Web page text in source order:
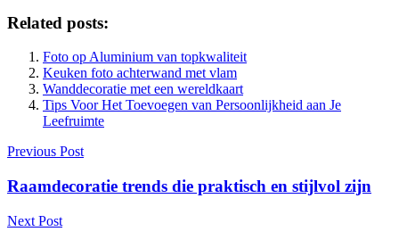
Related posts:
Foto op Aluminium van topkwaliteit
Keuken foto achterwand met vlam
Wanddecoratie met een wereldkaart
Tips Voor Het Toevoegen van Persoonlijkheid aan Je
Leefruimte
Berichtnavigatie
Previous Post
Raamdecoratie trends die praktisch en stijlvol zijn
Next Post